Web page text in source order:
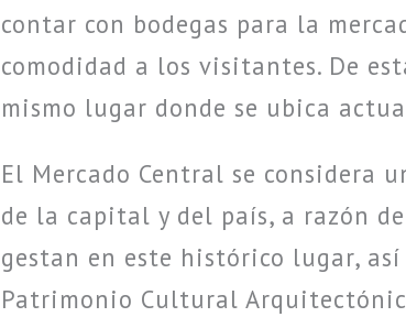
contar con bodegas para la
comodidad a los visitantes. De
mismo lugar donde se ubica
El Mercado Central se considera
de la capital y del país, a razón
gestan en este histórico lugar,
Patrimonio Cultural